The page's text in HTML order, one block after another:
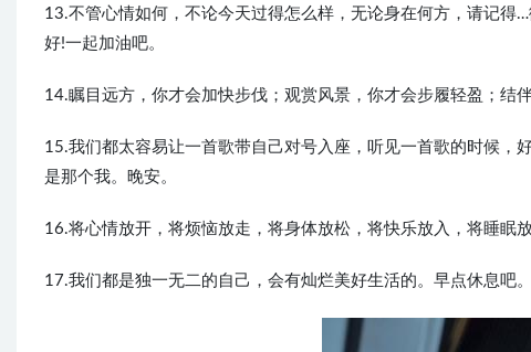
13.不管心情如何，不论今天过得怎么样，无论身在何方，请记
好!一起加油吧。
14.瞩目远方，你才会加快步伐；观赏风景，你才会步履轻盈；结
15.我们都太容易让一首歌带自己对号入座，听见一首歌的时候，
是那个我。晚安。
16.将心情放开，将烦恼放走，将身体放松，将快乐放入，将睡眠
17.我们都是独一无二的自己，会有灿烂美好生活的。早点休息吧。